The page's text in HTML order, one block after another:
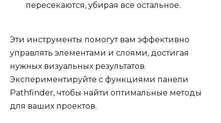
пересекаются, убирая все остальное.
Эти инструменты помогут вам эффективно
управлять элементами и слоями, достигая
нужных визуальных результатов.
Экспериментируйте с функциями панели
Pathfinder, чтобы найти оптимальные методы
для ваших проектов.